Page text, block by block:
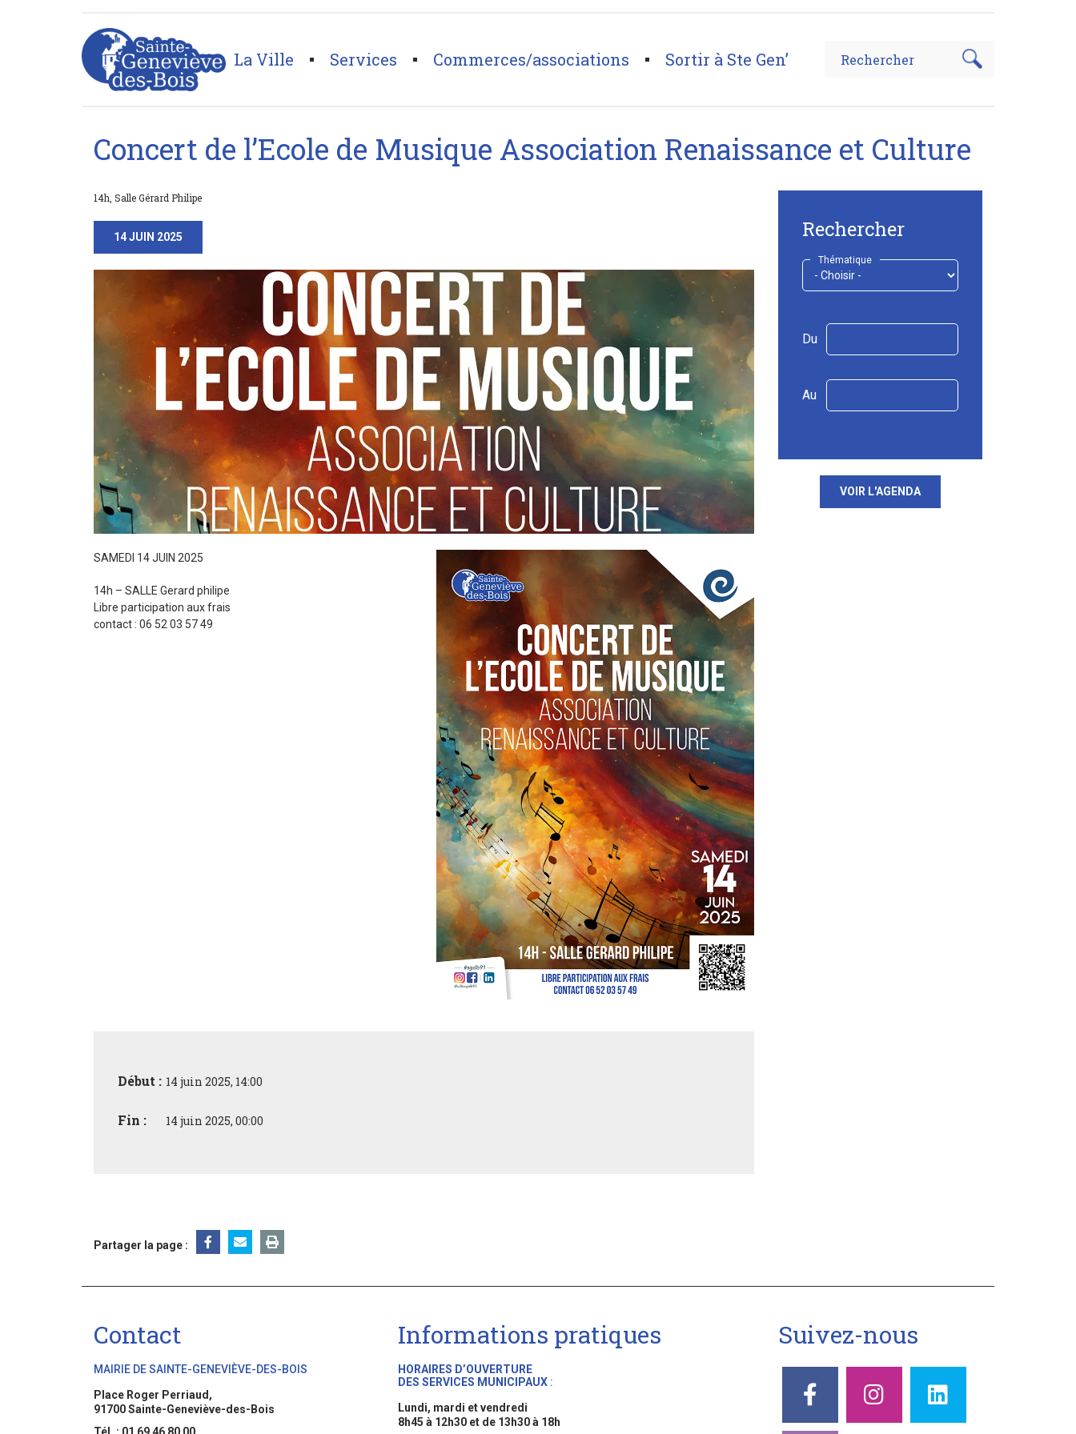
La Ville Services Commerces/associations Sortir à Ste Gen’
Concert de l’Ecole de Musique Association Renaissance et Culture
14h, Salle Gérard Philipe
14 JUIN 2025
SAMEDI 14 JUIN 2025
14h – SALLE Gerard philipe
Libre participation aux frais
contact : 06 52 03 57 49
Début : 14 juin 2025, 14:00
Fin : 14 juin 2025, 00:00
Rechercher
Thématique
Du
Au
VOIR L'AGENDA
Partager la page :
Contact
MAIRIE DE SAINTE-GENEVIÈVE-DES-BOIS
Place Roger Perriaud,
91700 Sainte-Geneviève-des-Bois
Informations pratiques
HORAIRES D’OUVERTURE
DES SERVICES MUNICIPAUX :
Lundi, mardi et vendredi
8h45 à 12h30 et de 13h30 à 18h
Suivez-nous